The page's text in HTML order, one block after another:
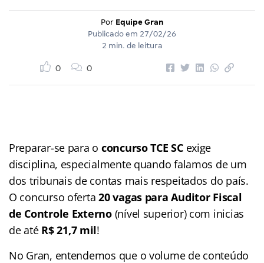
Por Equipe Gran
Publicado em 27/02/26
2 min. de leitura
0 0
Preparar-se para o concurso TCE SCexige
disciplina, especialmente quando falamos de um
dos tribunais de contas mais respeitados do país.
O concurso oferta20 vagas para Auditor Fiscal
de Controle Externo(nível superior) com inicias
de até R$ 21,7 mil!
No Gran, entendemos que o volume de conteúdo